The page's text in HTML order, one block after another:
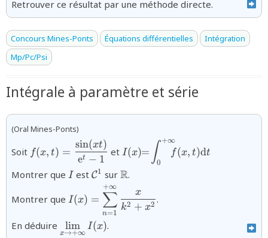
Retrouver ce résultat par une méthode directe.
Concours Mines-Ponts Équations différentielles
Intégration
Mp/Pc/Psi
Intégrale à paramètre et série
(Oral Mines-Ponts)
Soit
{f(x,t)=\dfrac{\sin
(x t)}
{\text{e}^{t}-1}}
f(x, t) =
et − 1
sin(xt)
et I(x)= ∫0
+∞
f(x, t)dt
Montrer que {I}
Iest {\mathcal{C}^{1}}
C1 sur {\mathbb{R}}
R.
Montrer que {k^{2}+x^{2}}}
I(x) =
n=1
∑
+∞
k2 + x2
x
.
En déduire {\displaystyle\lim_{x\to+\infty}I(x)}
x→+∞
lim I(x).